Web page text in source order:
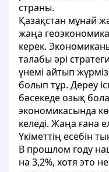
страны.
Қазақстан мұнай
жаңа
керек.
талабы әрі
үнемі айтып жүрміз.
болып тұр. Дереу
бәсекеде озық
экономикасында
келеді. Жаңа ғана
Үкіметтің есебін
В прошлом году
на 3,2%, хотя это